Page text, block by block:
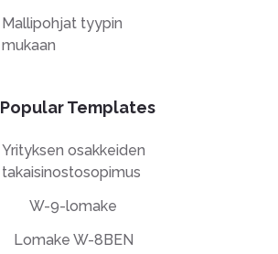
Mallipohjat tyypin
mukaan
Popular Templates
Yrityksen osakkeiden
takaisinostosopimus
W-9-lomake
Lomake W-8BEN